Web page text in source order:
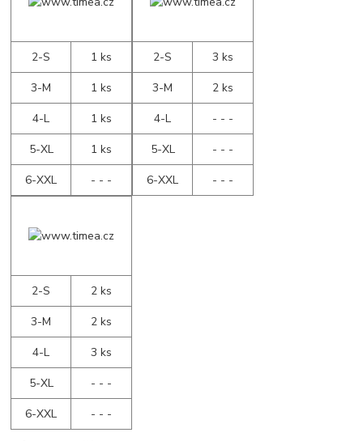
2-S
1 ks
3-M
1 ks
4-L
1 ks
5-XL
1 ks
6-XXL
- - -
2-S
3 ks
3-M
2 ks
4-L
- - -
5-XL
- - -
6-XXL
- - -
2-S
2 ks
3-M
2 ks
4-L
3 ks
5-XL
- - -
6-XXL
- - -